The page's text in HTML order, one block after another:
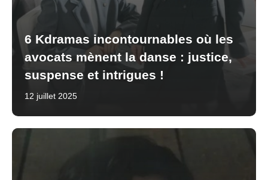
6 Kdramas incontournables où les
avocats mènent la danse : justice,
suspense et intrigues !
12 juillet 2025